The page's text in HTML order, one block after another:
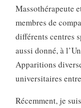
Massothérapeute
membres de
différents centres
aussi donné, à
Apparitions
universitaires
Récemment, je